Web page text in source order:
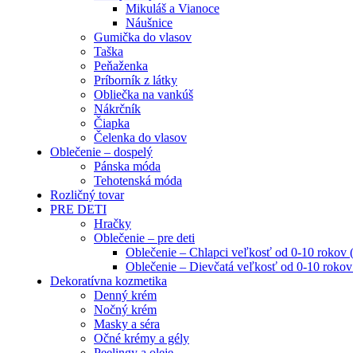
Mikuláš a Vianoce
Náušnice
Gumička do vlasov
Taška
Peňaženka
Príborník z látky
Obliečka na vankúš
Nákrčník
Čiapka
Čelenka do vlasov
Oblečenie – dospelý
Pánska móda
Tehotenská móda
Rozličný tovar
PRE DETI
Hračky
Oblečenie – pre deti
Oblečenie – Chlapci veľkosť od 0-10 rokov
Oblečenie – Dievčatá veľkosť od 0-10
Dekoratívna kozmetika
Denný krém
Nočný krém
Masky a séra
Očné krémy a gély